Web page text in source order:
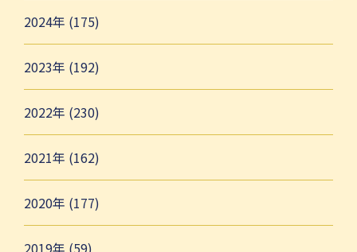
2024年 (175)
2023年 (192)
2022年 (230)
2021年 (162)
2020年 (177)
2019年 (59)